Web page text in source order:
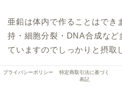
亜鉛は体内で作ることはでき
持・細胞分裂・DNA合成など
ていますのでしっかりと摂取
牛肉や豚肉・カキなどの魚介
プライバシーポリシー
特定商取引法に基づく
表記